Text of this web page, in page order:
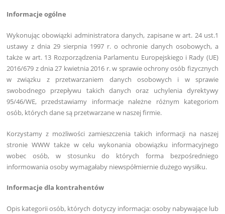
Informacje ogólne
Wykonując obowiązki administratora danych, zapisane w art. 24 ust.1
ustawy z dnia 29 sierpnia 1997 r. o ochronie danych osobowych, a
także w art. 13 Rozporządzenia Parlamentu Europejskiego i Rady (UE)
2016/679 z dnia 27 kwietnia 2016 r. w sprawie ochrony osób fizycznych
w związku z przetwarzaniem danych osobowych i w sprawie
swobodnego przepływu takich danych oraz uchylenia dyrektywy
95/46/WE, przedstawiamy informacje należne różnym kategoriom
osób, których dane są przetwarzane w naszej firmie.
Korzystamy z możliwości zamieszczenia takich informacji na naszej
stronie WWW także w celu wykonania obowiązku informacyjnego
wobec osób, w stosunku do których forma bezpośredniego
informowania osoby wymagałaby niewspółmiernie dużego wysiłku.
Informacje dla kontrahentów
Opis kategorii osób, których dotyczy informacja: osoby nabywające lub